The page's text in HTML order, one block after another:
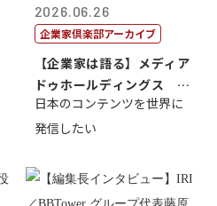
2026.06.26
企業家倶楽部アーカイブ
【企業家は語る】メディア
ドゥホールディングス 代
表取締役社長...
日本のコンテンツを世界に
発信したい